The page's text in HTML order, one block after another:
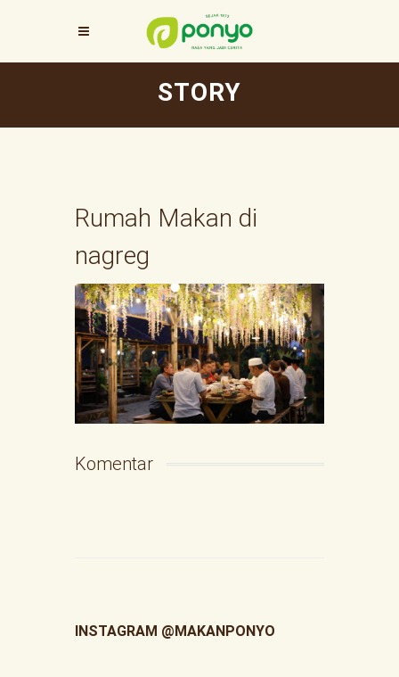
STORY
Rumah Makan di
nagreg
Komentar
INSTAGRAM @MAKANPONYO